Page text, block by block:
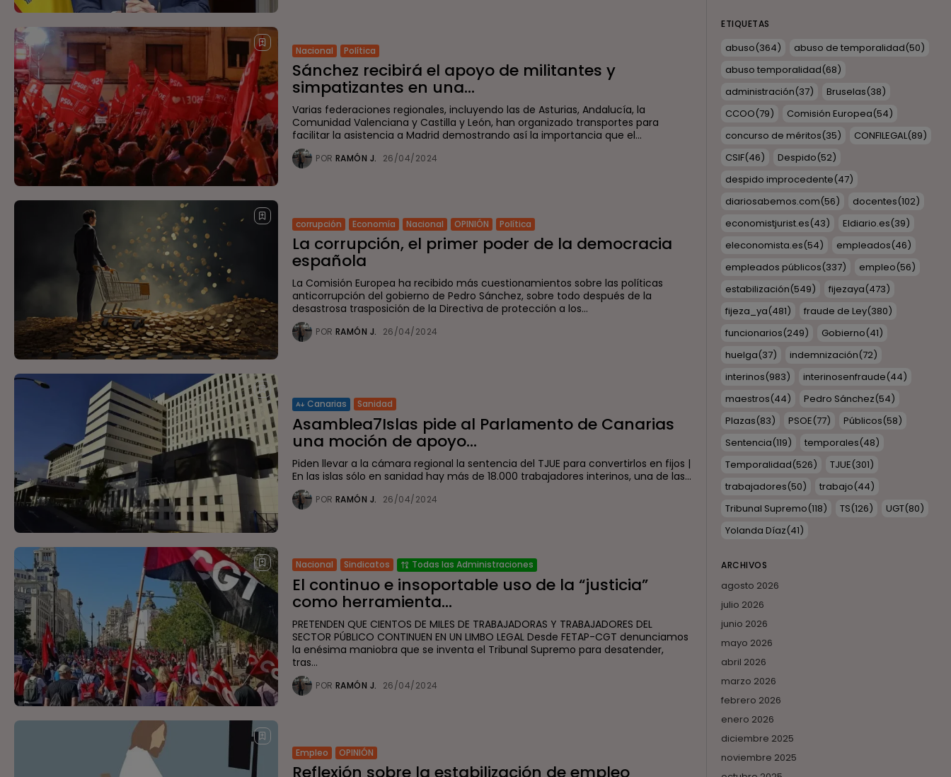
Nacional Política
Sánchez recibirá el apoyo de militantes y
simpatizantes en una...
Varias federaciones regionales, incluyendo las de Asturias, Andalucía, la
Comunidad Valenciana y Castilla y León, han organizado transportes para
facilitar la asistencia a Madrid demostrando así la importancia que el...
POR RAMÓN J. 26/04/2024
corrupción Economía Nacional OPINIÓN Política
La corrupción, el primer poder de la democracia
española
La Comisión Europea ha recibido más cuestionamientos sobre las políticas
anticorrupción del gobierno de Pedro Sánchez, sobre todo después de la
desastrosa trasposición de la Directiva de protección a los...
POR RAMÓN J. 26/04/2024
Canarias Sanidad
Asamblea7Islas pide al Parlamento de Canarias
una moción de apoyo...
Piden llevar a la cámara regional la sentencia del TJUE para convertirlos en fijos |
En las islas sólo en sanidad hay más de 18.000 trabajadores interinos, una de las...
POR RAMÓN J. 26/04/2024
Nacional Sindicatos Todas las Administraciones
El continuo e insoportable uso de la “justicia”
como herramienta...
PRETENDEN QUE CIENTOS DE MILES DE TRABAJADORAS Y TRABAJADORES DEL
SECTOR PÚBLICO CONTINUEN EN UN LIMBO LEGAL Desde FETAP-CGT denunciamos
la enésima maniobra que se inventa el Tribunal Supremo para desatender,
tras...
POR RAMÓN J. 26/04/2024
Empleo OPINIÓN
Reflexión sobre la estabilización de empleo
ETIQUETAS
abuso(364) abuso de temporalidad(50)
abuso temporalidad(68)
administración(37) Bruselas(38)
CCOO(79) Comisión Europea(54)
concurso de méritos(35) CONFILEGAL(89)
CSIF(46) Despido(52)
despido improcedente(47)
diariosabemos.com(56) docentes(102)
economistjurist.es(43) Eldiario.es(39)
eleconomista.es(54) empleados(46)
empleados públicos(337) empleo(56)
estabilización(549) fijezaya(473)
fijeza_ya(481) fraude de Ley(380)
funcionarios(249) Gobierno(41)
huelga(37) indemnización(72)
interinos(983) interinosenfraude(44)
maestros(44) Pedro Sánchez(54)
Plazas(83) PSOE(77) Públicos(58)
Sentencia(119) temporales(48)
Temporalidad(526) TJUE(301)
trabajadores(50) trabajo(44)
Tribunal Supremo(118) TS(126) UGT(80)
Yolanda Díaz(41)
ARCHIVOS
agosto 2026
julio 2026
junio 2026
mayo 2026
abril 2026
marzo 2026
febrero 2026
enero 2026
diciembre 2025
noviembre 2025